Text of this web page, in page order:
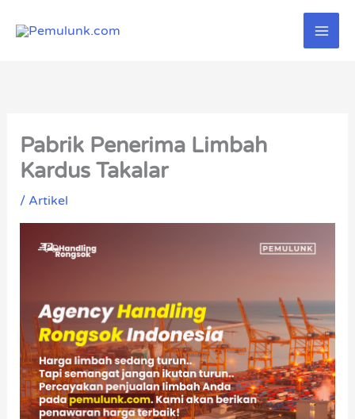
Pabrik Penerima Limbah
Kardus Takalar
/ Artikel